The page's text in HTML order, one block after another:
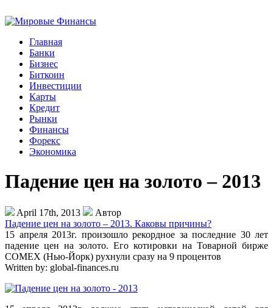
Главная
Банки
Бизнес
Биткоин
Инвестиции
Карты
Кредит
Рынки
Финансы
Форекс
Экономика
Падение цен на золото – 2013
April 17th, 2013
Автор
Падение цен на золото – 2013. Каковы причины?
15 апреля 2013г. произошло рекордное за последние 30 лет
падение цен на золото. Его котировки на Товарной бирже
COMEX (Нью-Йорк) рухнули сразу на 9 процентов
Written by: global-finances.ru